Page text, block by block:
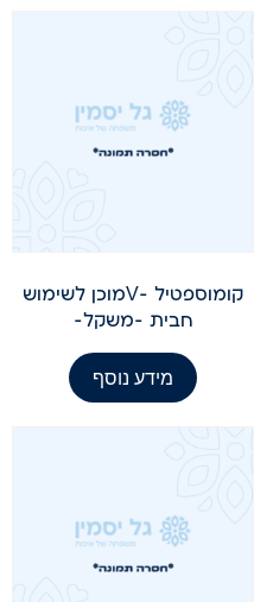
קומוספטיל -Vמוכן לשימוש
חבית -משקל-
מידע נוסף